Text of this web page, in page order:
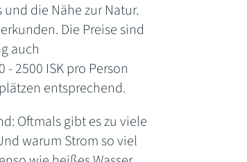
und die Nähe zur Natur.
Die Preise sind
auch
2500 ISK pro Person
entsprechend.
Oftmals gibt es zu viele
warum Strom so viel